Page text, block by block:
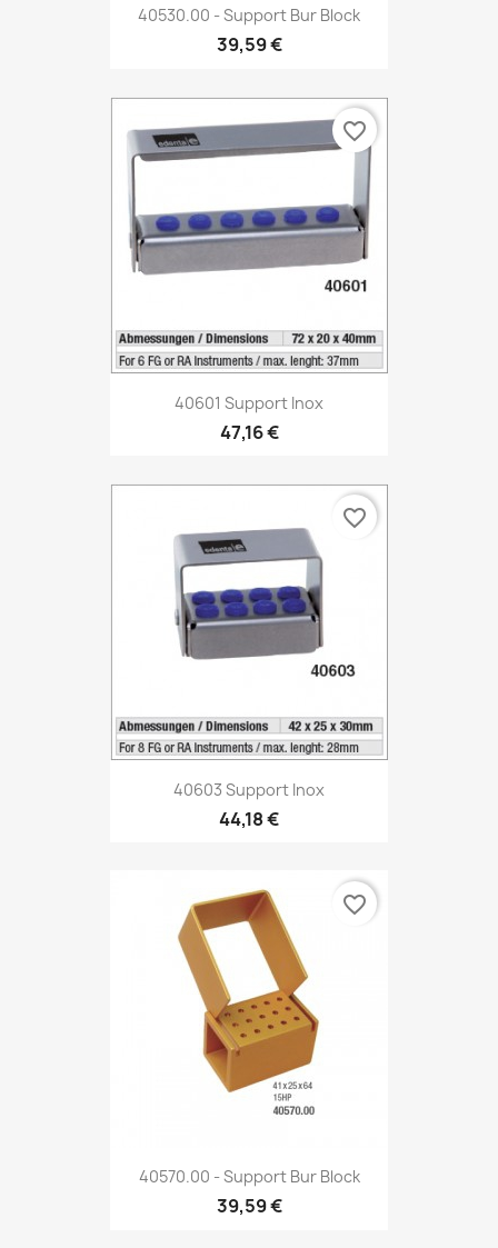
40530.00 - Support Bur Block
39,59 €
40601 Support Inox
47,16 €
favorite_border
40603 Support Inox
44,18 €
favorite_border
40570.00 - Support Bur Block
39,59 €
favorite_border